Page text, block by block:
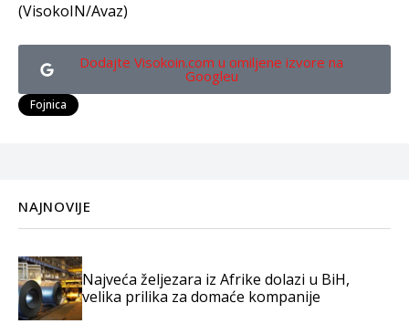
(VisokoIN/Avaz)
Dodajte Visokoin.com u omiljene izvore na
Googleu
Fojnica
NAJNOVIJE
Najveća željezara iz Afrike dolazi u BiH,
velika prilika za domaće kompanije